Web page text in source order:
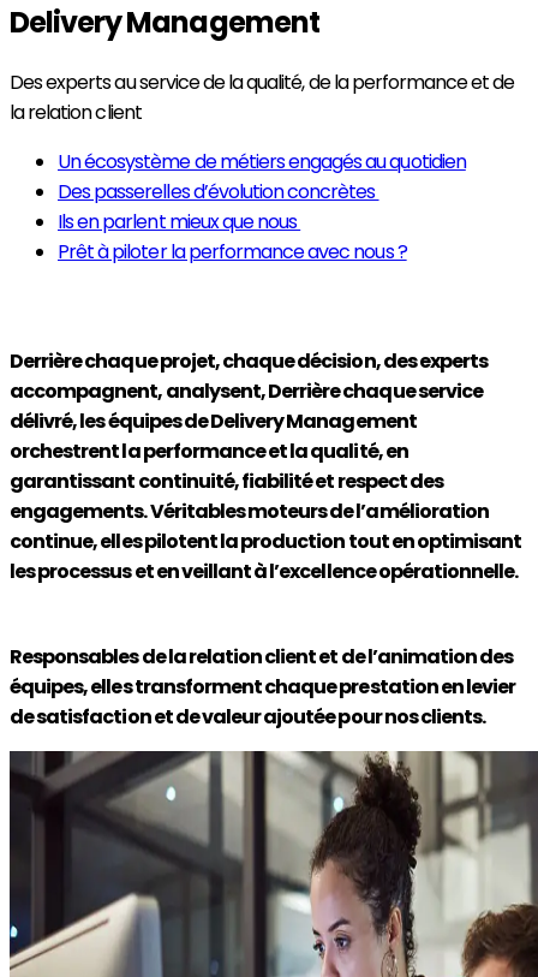
Delivery Management
Des experts au service de la qualité, de la performance et de
la relation client
Un écosystème de métiers engagés au quotidien
Des passerelles d’évolution concrètes
Ils en parlent mieux que nous
Prêt à piloter la performance avec nous ?
Derrière chaque projet, chaque décision, des experts
accompagnent, analysent, Derrière chaque service
délivré, les équipes de Delivery Management
orchestrent la performance et la qualité, en
garantissant continuité, fiabilité et respect des
engagements. Véritables moteurs de l’amélioration
continue, elles pilotent la production tout en optimisant
les processus et en veillant à l’excellence opérationnelle.
Responsables de la relation client et de l’animation des
équipes, elles transforment chaque prestation en levier
de satisfaction et de valeur ajoutée pour nos clients.